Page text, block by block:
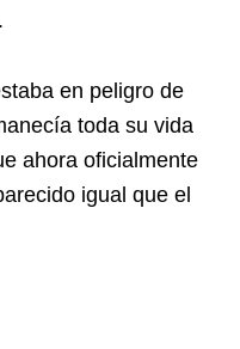
en peligro de
toda su vida
ahora oficialmente
igual que el